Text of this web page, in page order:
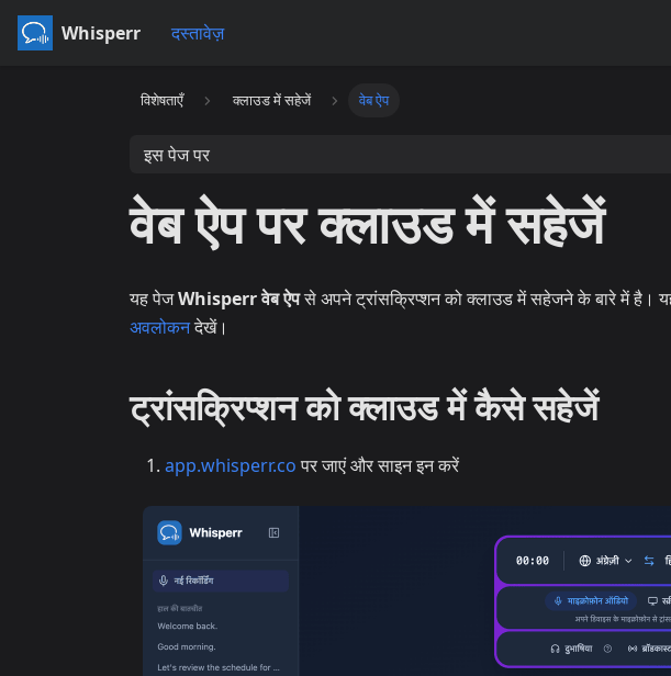
Whisperr दस्तावेज़
विशेषताएँ क्लाउड में सहेजें वेब ऐप
इस पेज पर
वेब ऐप पर क्लाउड में सहेजें
यह पेजWhisperr वेब ऐपसे अपने ट्रांसक्रिप्शन को क्लाउड में सहेजने के बारे में है।
अवलोकनदेखें।
ट्रांसक्रिप्शन को क्लाउड में कैसे सहेजें
app.whisperr.coपर जाएं और साइन इन करें